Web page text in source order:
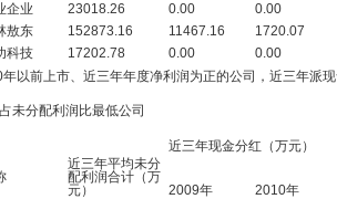
企业 23018.26 0.00
0.00
敖东 152873.16 11467.16
1720.07
科技 17202.78 0.00
0.00
以前上市、近三年年度净利润为正的公司，近三年派
未分配利润比最低公司
近三年平均未分
配利润合计（万
元）
近三年现金分红（万元）
2009年 2010年